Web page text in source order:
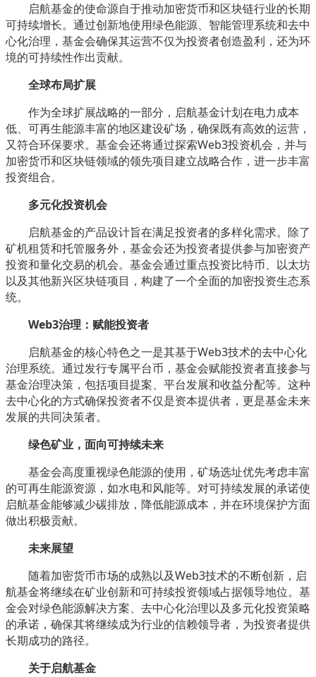
启航基金的使命源自于推动加密货币和区块链行业的长期
可持续增长。通过创新地使用绿色能源、智能管理系统和去中
心化治理，基金会确保其运营不仅为投资者创造盈利，还为环
境的可持续性作出贡献。
全球布局扩展
作为全球扩展战略的一部分，启航基金计划在电力成本
低、可再生能源丰富的地区建设矿场，确保既有高效的运营，
又符合环保要求。基金会还将通过探索Web3投资机会，并与
加密货币和区块链领域的领先项目建立战略合作，进一步丰富
投资组合。
多元化投资机会
启航基金的产品设计旨在满足投资者的多样化需求。除了
矿机租赁和托管服务外，基金会还为投资者提供参与加密资产
投资和量化交易的机会。基金会通过重点投资比特币、以太坊
以及其他新兴区块链项目，构建了一个全面的加密投资生态系
统。
Web3治理：赋能投资者
启航基金的核心特色之一是其基于Web3技术的去中心化
治理系统。通过发行专属平台币，基金会赋能投资者直接参与
基金治理决策，包括项目提案、平台发展和收益分配等。这种
去中心化的方式确保投资者不仅是资本提供者，更是基金未来
发展的共同决策者。
绿色矿业，面向可持续未来
基金会高度重视绿色能源的使用，矿场选址优先考虑丰富
的可再生能源资源，如水电和风能等。对可持续发展的承诺使
启航基金能够减少碳排放，降低能源成本，并在环境保护方面
做出积极贡献。
未来展望
随着加密货币市场的成熟以及Web3技术的不断创新，启
航基金将继续在矿业创新和可持续投资领域占据领导地位。基
金会对绿色能源解决方案、去中心化治理以及多元化投资策略
的承诺，确保其将继续成为行业的信赖领导者，为投资者提供
长期成功的路径。
关于启航基金